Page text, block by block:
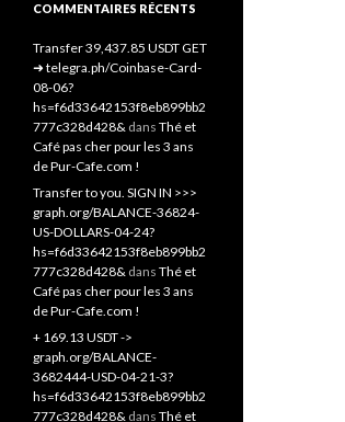
COMMENTAIRES RÉCENTS
Transfer 39,437.85 USDT GET
➜ telegra.ph/Coinbase-Card-
08-06?
hs=f6d33642153f8eb899bb2
777c328d428& dans Thé et
Café pas cher pour les 3 ans
de Pur-Cafe.com !
Transfer to you. SIGN IN >>>
graph.org/BALANCE-36824-
US-DOLLARS-04-24?
hs=f6d33642153f8eb899bb2
777c328d428& dans Thé et
Café pas cher pour les 3 ans
de Pur-Cafe.com !
+ 169.13 USDT ->
graph.org/BALANCE-
3682444-USD-04-21-3?
hs=f6d33642153f8eb899bb2
777c328d428& dans Thé et